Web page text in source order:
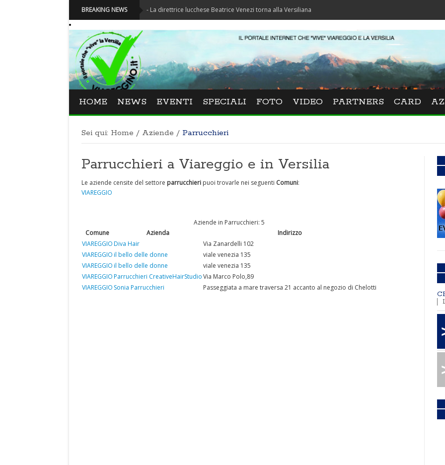
BREAKING NEWS
Festival La Versiliana - La direttrice lucchese Beatrice Venezi torna alla Versiliana
HOME NEWS EVENTI SPECIALI FOTO VIDEO PARTNERS CARD
Sei qui: Home / Aziende / Parrucchieri
Parrucchieri a Viareggio e in Versilia
Le aziende censite del settore parrucchieri puoi trovarle nei seguenti Comuni:
VIAREGGIO
Aziende in Parrucchieri: 5
Comune
Azienda
Indirizzo
VIAREGGIODiva Hair
Via Zanardelli 102
VIAREGGIOil bello delle donne
viale venezia 135
VIAREGGIOil bello delle donne
viale venezia 135
VIAREGGIOParrucchieri CreativeHairStudioVia Marco Polo,89
VIAREGGIO Sonia Parrucchieri Passeggiata a mare traversa 21 accanto al negozio di Chelotti